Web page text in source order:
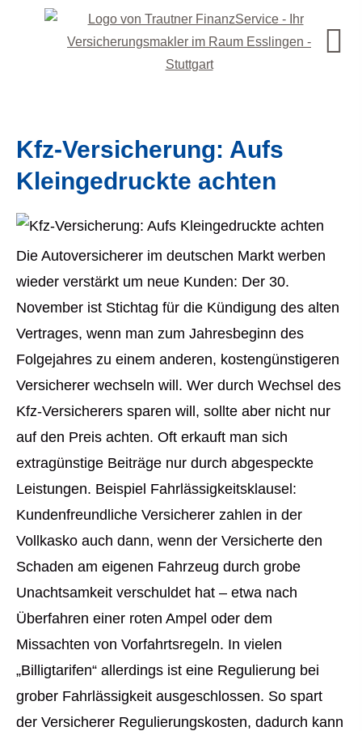
Kfz-Versicherung: Aufs
Kleingedruckte achten
Die Autoversicherer im deutschen Markt werben
wieder verstärkt um neue Kunden: Der 30.
November ist Stichtag für die Kündigung des alten
Vertrages, wenn man zum Jahresbeginn des
Folgejahres zu einem anderen, kostengünstigeren
Versicherer wechseln will. Wer durch Wechsel des
Kfz-Versicherers sparen will, sollte aber nicht nur
auf den Preis achten. Oft erkauft man sich
extragünstige Beiträge nur durch abgespeckte
Leistungen. Beispiel Fahrlässigkeitsklausel:
Kundenfreundliche Versicherer zahlen in der
Vollkasko auch dann, wenn der Versicherte den
Schaden am eigenen Fahrzeug durch grobe
Unachtsamkeit verschuldet hat – etwa nach
Überfahren einer roten Ampel oder dem
Missachten von Vorfahrtsregeln. In vielen
„Billigtarifen“ allerdings ist eine Regulierung bei
grober Fahrlässigkeit ausgeschlossen. So spart
der Versicherer Regulierungskosten, dadurch kann